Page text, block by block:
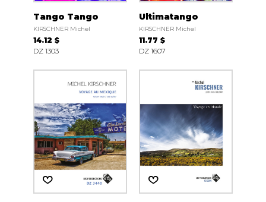
Tango Tango
KIRSCHNER Michel
14.12 $
DZ 1303
Ultimatango
KIRSCHNER Michel
11.77 $
DZ 1607